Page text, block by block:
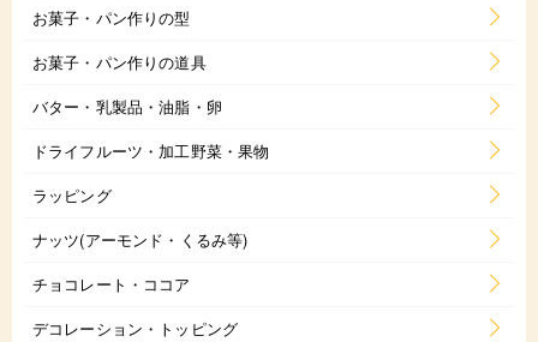
お菓子・パン作りの型
お菓子・パン作りの道具
バター・乳製品・油脂・卵
ドライフルーツ・加工野菜・果物
ラッピング
ナッツ(アーモンド・くるみ等)
チョコレート・ココア
デコレーション・トッピング